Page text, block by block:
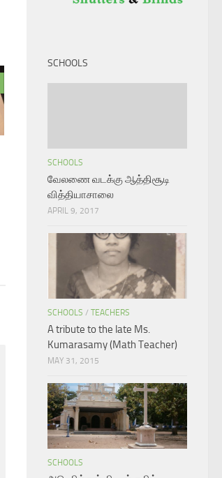
SCHOOLS
SCHOOLS
வேலணை வடக்கு ஆத்திசூடி
வித்தியாசாலை
APRIL 9, 2017
SCHOOLS / TEACHERS
A tribute to the late Ms.
Kumarasamy (Math Teacher)
MAY 31, 2015
SCHOOLS